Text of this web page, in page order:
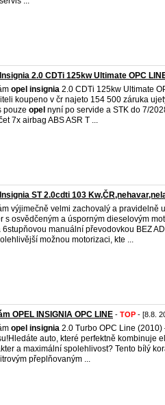
2.0 CDTi 125kw Ultimate OPC
opel insignia 2.0 CDTi 125kw Ultimate
koupeno v čr najeto 154 500 záruka
pouze opel nyní po servide a STK do 7/
7x airbag ABS ASR T ...
ST 2.0cdti 103
výjimečně velmi zachovalý a pravidelně
s osvědčeným a úsporným dieselovým
6stupňovou manuální převodovkou BEZ
možnou motorizaci, kte ...
OPEL INSIGNIA OPC LINE - TOP - [8.8.
opel insignia 2.0 Turbo OPC Line
auto, které perfektně kombinuje
a maximální spolehlivost? Tento bílý
přeplňovaným ...